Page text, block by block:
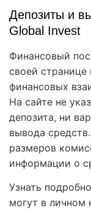
Депозиты и
Global Invest
Финансовый
своей странице
финансовых
На сайте не
депозита, ни
вывода
размеров
информации о
Узнать
могут в личном